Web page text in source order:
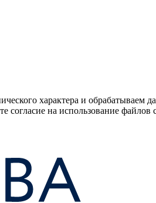
характера и обрабатываем
на использование файлов